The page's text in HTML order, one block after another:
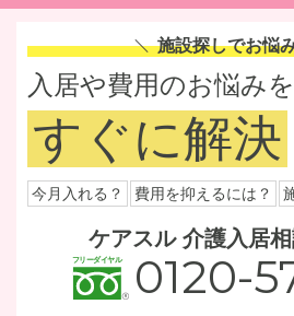
施設探しでお悩
入居や費用のお悩みを
すぐに解決
今月入れる？ 費用を抑えるには？
ケアスル 介護入居
0120-